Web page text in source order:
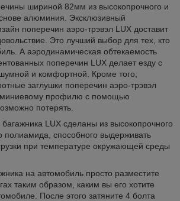
шириной 82мм из высокопрочного и
алюминия. Эксклюзивный
поперечин аэро-трэвэл LUX доставит
Это лучший выбор для тех, кто
А аэродинамическая обтекаемость
поперечин LUX делает езду с
и комфортной. Кроме того,
заглушки поперечин аэро-трэвэл
профилю с помощью
потерять.
LUX сделаны из высокопрочного
полиамида, способного выдерживать
при температуре окружающей среды
на автомобиль просто разместите
таким образом, каким вы его хотите
После этого затяните 4 болта